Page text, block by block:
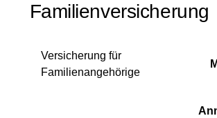
Familienversicherung
Versicherung für
Familienangehörige